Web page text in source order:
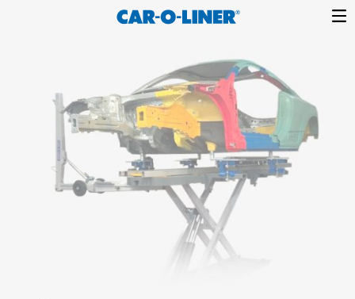
Car-
O-
Liner
Collision
Equipment